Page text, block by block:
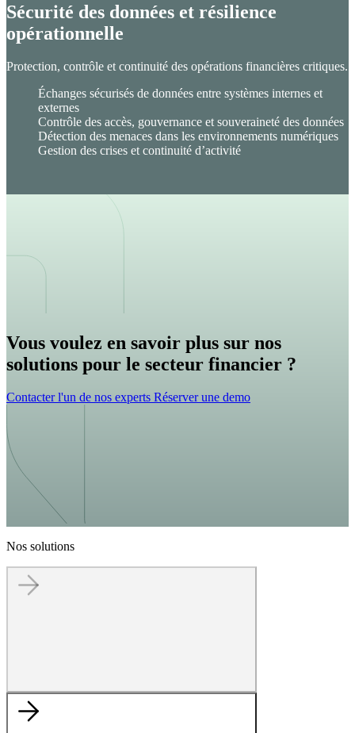
Sécurité des données et résilience
opérationnelle
Protection, contrôle et continuité des opérations financières critiques.
Échanges sécurisés de données entre systèmes internes et
externes
Contrôle des accès, gouvernance et souveraineté des données
Détection des menaces dans les environnements numériques
Gestion des crises et continuité d’activité
Vous voulez en savoir plus sur nos
solutions pour le secteur financier ?
Contacter l'un de nos experts Réserver une demo
Nos solutions